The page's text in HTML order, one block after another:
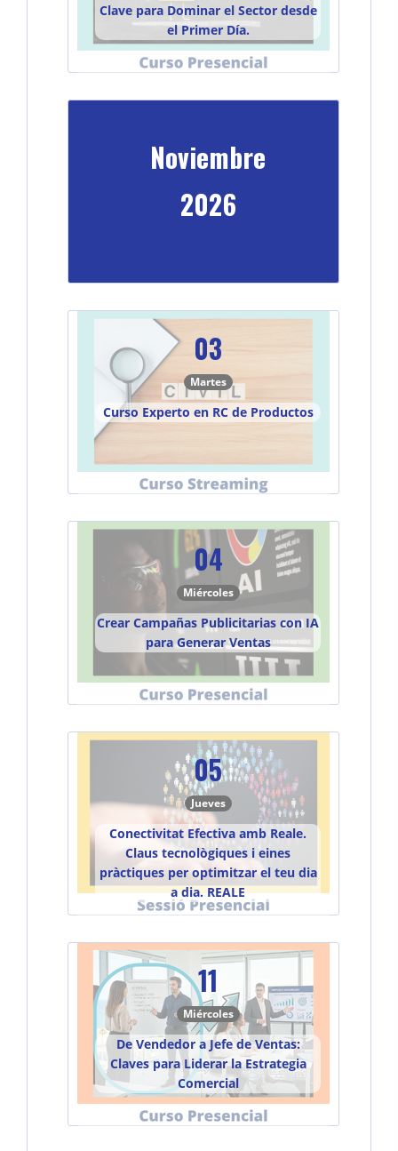
Clave para Dominar el Sector desde
el Primer Día.
Noviembre
2026
03
Martes
Curso Experto en RC de Productos
04
Miércoles
Crear Campañas Publicitarias con IA
para Generar Ventas
05
Jueves
Conectivitat Efectiva amb Reale.
Claus tecnològiques i eines
pràctiques per optimitzar el teu dia
a dia. REALE
11
Miércoles
De Vendedor a Jefe de Ventas:
Claves para Liderar la Estrategia
Comercial